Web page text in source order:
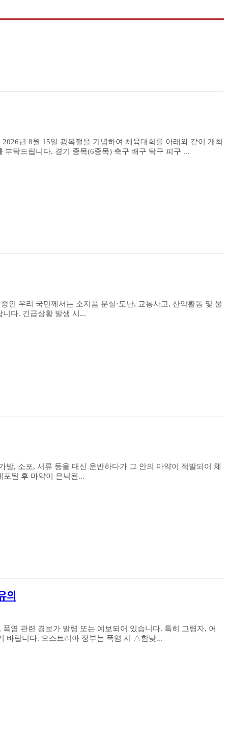
하오니, 한인 여러분의 많은 관심과 적극적인 참여를 부탁드립니다. 경기 종목(6종목) 축구 배구 탁구 피구 ...
인 우리 국민께서는 소지품 분실·도난, 교통사고, 산악활동 및 물
놀이 중 안전사고 등에 각별히 유의하여 주시기 바랍니다. 긴급상황 발생 시...
, 소포, 서류 등을 대신 운반하다가 그 안의 마약이 적발되어 체
감되는 사건이 계속해서 발생하고 있습니다. 체포된 후 마약이 은닉된...
의
경보가 발령 또는 예보되어 있습니다. 특히 고령자, 어
린이와 기저질환자는 건강관리에 각별히 유의하시기 바랍니다. 오스트리아 정부는 폭염 시 △한낮...